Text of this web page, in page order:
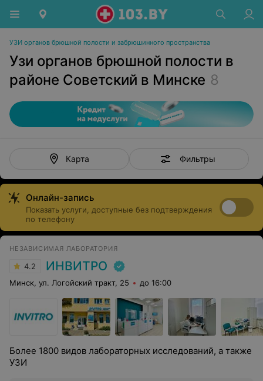
УЗИ органов брюшной полости и забрюшинного пространства
Узи органов брюшной полости в
районе Советский в Минске 8
Карта Фильтры
Онлайн-запись
Показать услуги, доступные без подтверждения
по телефону
НЕЗАВИСИМАЯ ЛАБОРАТОРИЯ
4.2 ИНВИТРО
Минск, ул. Логойский тракт, 25 до 16:00
Более 1800 видов лабораторных исследований, а также
УЗИ